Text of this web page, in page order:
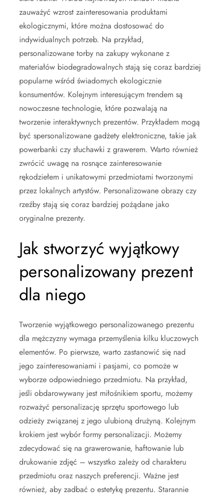
zauważyć wzrost zainteresowania produktami
ekologicznymi, które można dostosować do
indywidualnych potrzeb. Na przykład,
personalizowane torby na zakupy wykonane z
materiałów biodegradowalnych stają się coraz bardziej
popularne wśród świadomych ekologicznie
konsumentów. Kolejnym interesującym trendem są
nowoczesne technologie, które pozwalają na
tworzenie interaktywnych prezentów. Przykładem mogą
być spersonalizowane gadżety elektroniczne, takie jak
powerbanki czy słuchawki z grawerem. Warto również
zwrócić uwagę na rosnące zainteresowanie
rękodziełem i unikatowymi przedmiotami tworzonymi
przez lokalnych artystów. Personalizowane obrazy czy
rzeźby stają się coraz bardziej pożądane jako
oryginalne prezenty.
Jak stworzyć wyjątkowy
personalizowany prezent
dla niego
Tworzenie wyjątkowego personalizowanego prezentu
dla mężczyzny wymaga przemyślenia kilku kluczowych
elementów. Po pierwsze, warto zastanowić się nad
jego zainteresowaniami i pasjami, co pomoże w
wyborze odpowiedniego przedmiotu. Na przykład,
jeśli obdarowywany jest miłośnikiem sportu, możemy
rozważyć personalizację sprzętu sportowego lub
odzieży związanej z jego ulubioną drużyną. Kolejnym
krokiem jest wybór formy personalizacji. Możemy
zdecydować się na grawerowanie, haftowanie lub
drukowanie zdjęć – wszystko zależy od charakteru
przedmiotu oraz naszych preferencji. Ważne jest
również, aby zadbać o estetykę prezentu. Starannie